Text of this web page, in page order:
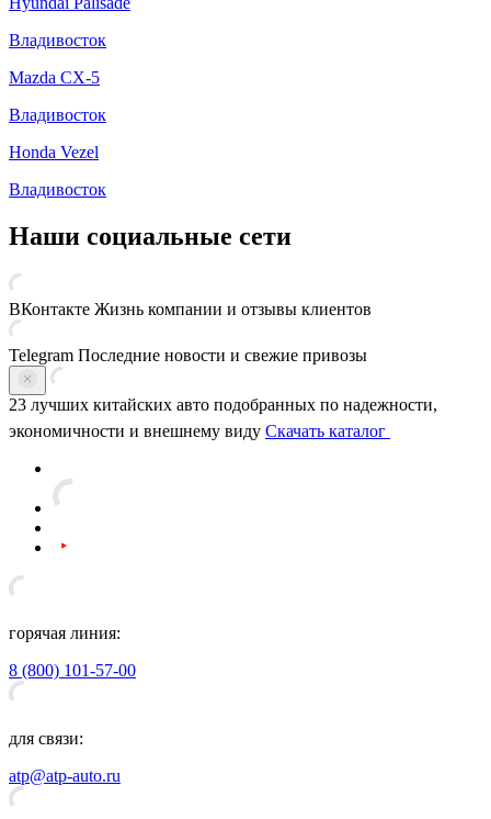
Владивосток
Mazda CX-5
Владивосток
Honda Vezel
Владивосток
Наши социальные сети
ВКонтакте Жизнь компании и отзывы клиентов
Telegram Последние новости и свежие привозы
23 лучших китайских авто подобранных по надежности,
экономичности и внешнему виду Скачать каталог
горячая линия:
8 (800) 101-57-00
для связи:
atp@atp-auto.ru